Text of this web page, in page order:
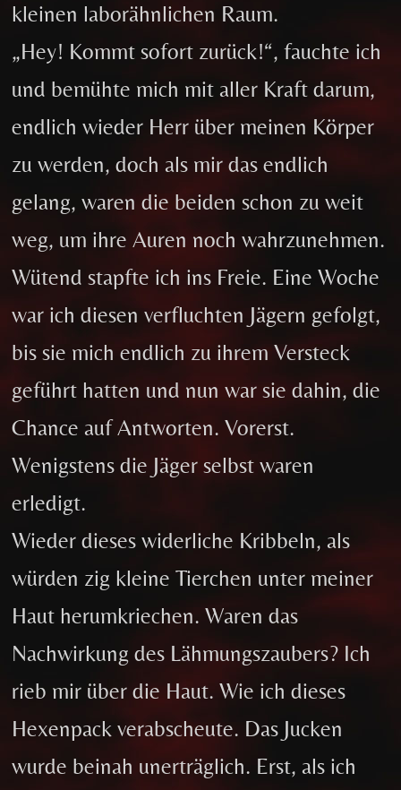
kleinen laborähnlichen Raum.
„Hey! Kommt sofort zurück!“, fauchte ich
und bemühte mich mit aller Kraft darum,
endlich wieder Herr über meinen Körper
zu werden, doch als mir das endlich
gelang, waren die beiden schon zu weit
weg, um ihre Auren noch wahrzunehmen.
Wütend stapfte ich ins Freie. Eine Woche
war ich diesen verfluchten Jägern gefolgt,
bis sie mich endlich zu ihrem Versteck
geführt hatten und nun war sie dahin, die
Chance auf Antworten. Vorerst.
Wenigstens die Jäger selbst waren
erledigt.
Wieder dieses widerliche Kribbeln, als
würden zig kleine Tierchen unter meiner
Haut herumkriechen. Waren das
Nachwirkung des Lähmungszaubers? Ich
rieb mir über die Haut. Wie ich dieses
Hexenpack verabscheute. Das Jucken
wurde beinah unerträglich. Erst, als ich